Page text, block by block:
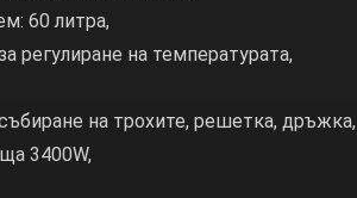
60 литра,
регулиране на температурата,
на трохите, решетка, дръжка,
3400W,